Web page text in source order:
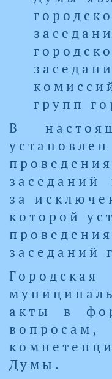
групп
В
заседаний
за
которой
заседаний
акты в
Думы.